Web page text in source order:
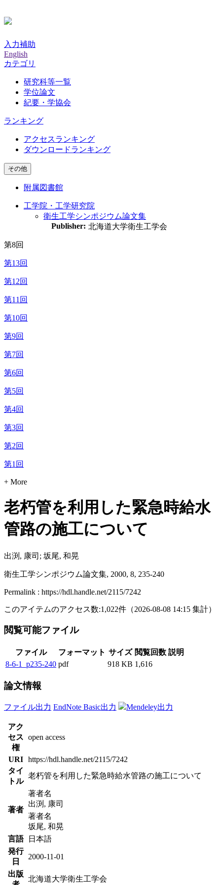
入力補助
English
カテゴリ
研究科等一覧
学位論文
紀要・学協会
ランキング
アクセスランキング
ダウンロードランキング
その他
附属図書館
工学院・工学研究院
衛生工学シンポジウム論文集
Publisher: 北海道大学衛生工学会
第8回
第13回
第12回
第11回
第10回
第9回
第7回
第6回
第5回
第4回
第3回
第2回
第1回
+ More
老朽管を利用した緊急時給水
管路の施工について
出渕, 康司; 坂尾, 和晃
衛生工学シンポジウム論文集, 2000, 8, 235-240
Permalink : https://hdl.handle.net/2115/7242
このアイテムのアクセス数:1,022件 （2026-08-08 14:15 集計）
閲覧可能ファイル
ファイル フォーマット サイズ 閲覧回数 説明
8-6-1_p235-240 pdf 918 KB 1,616
論文情報
ファイル出力 EndNote Basic出力 Mendeley出力
アク
セス
権
open access
URI https://hdl.handle.net/2115/7242
タイ
トル
老朽管を利用した緊急時給水管路の施工について
著者
著者名
出渕, 康司
著者名
坂尾, 和晃
言語
日本語
発行
日
2000-11-01
出版
北海道大学衛生工学会